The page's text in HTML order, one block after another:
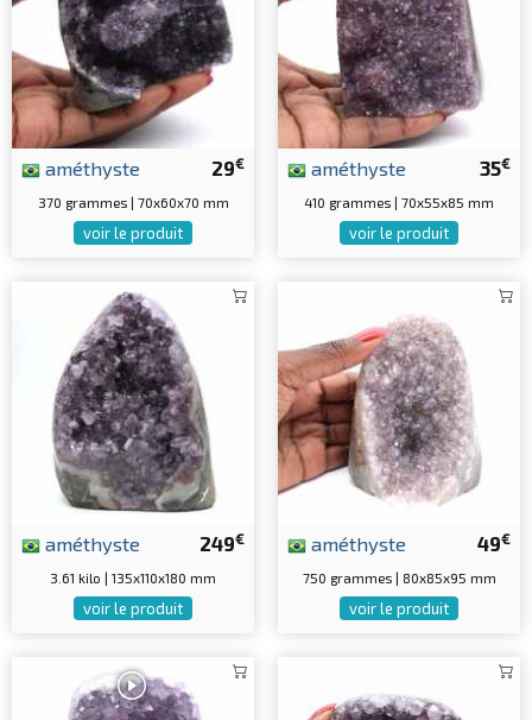
29€
améthyste
370 grammes | 70x60x70 mm
voir le produit
35€
améthyste
410 grammes | 70x55x85 mm
voir le produit
249€
améthyste
3.61 kilo | 135x110x180 mm
voir le produit
49€
améthyste
750 grammes | 80x85x95 mm
voir le produit